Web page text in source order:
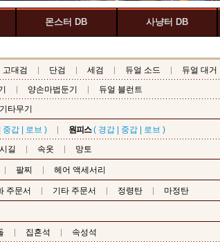
몬스터 DB 사냥터 DB
고대검 단검 세검 듀얼 소드
듀얼 대거
양손마법둔기
듀얼 블런트
기타무기
중갑 로브 ) 원피스( 경갑 중갑 로브 )
시길 속옷 망토
팔찌 헤어 액세서리
주문서 기타 주문서 정령탄 마정탄
집혼석
속성석